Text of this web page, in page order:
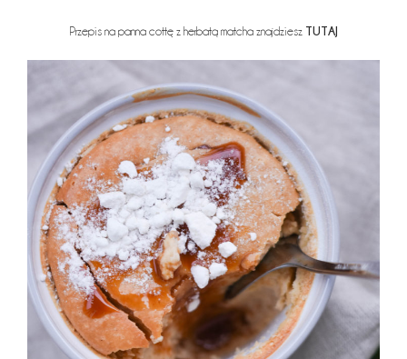
Przepis na panna cottę z herbatą matcha znajdziesz TUTAJ